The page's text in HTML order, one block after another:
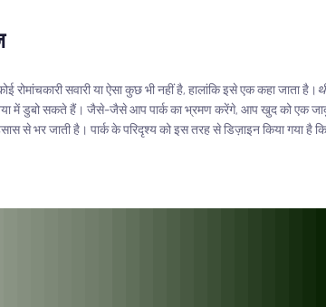
रोमांचकारी सवारी या ऐसा कुछ भी नहीं है, हालांकि इसे एक कहा जाता है।
में डुबो सकते हैं। जैसे-जैसे आप पार्क का भ्रमण करेंगे, आप खुद को एक
से भर जाती है। पार्क के परिदृश्य को इस तरह से डिज़ाइन किया गया है